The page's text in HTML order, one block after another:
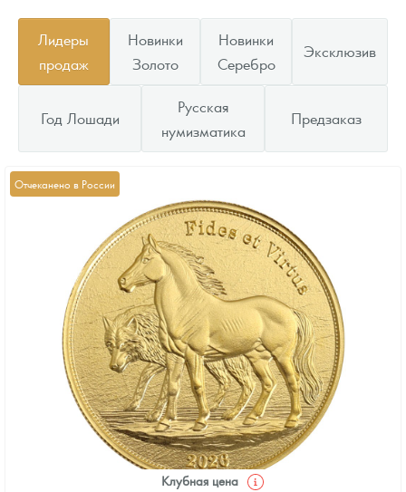
Лидеры
продаж
Новинки
Золото
Новинки
Серебро
Эксклюзив
Год Лошади
Русская
нумизматика
Предзаказ
Отчеканено в России
Клубная цена